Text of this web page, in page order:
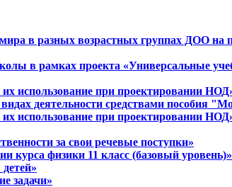
в разных возрастных группах ДОО на
в рамках проекта «Универсальные
использование при проектировании
деятельности средствами пособия
использование при проектировании
за свои речевые поступки»
курса физики 11 класс (базовый уровень)»
задачи»